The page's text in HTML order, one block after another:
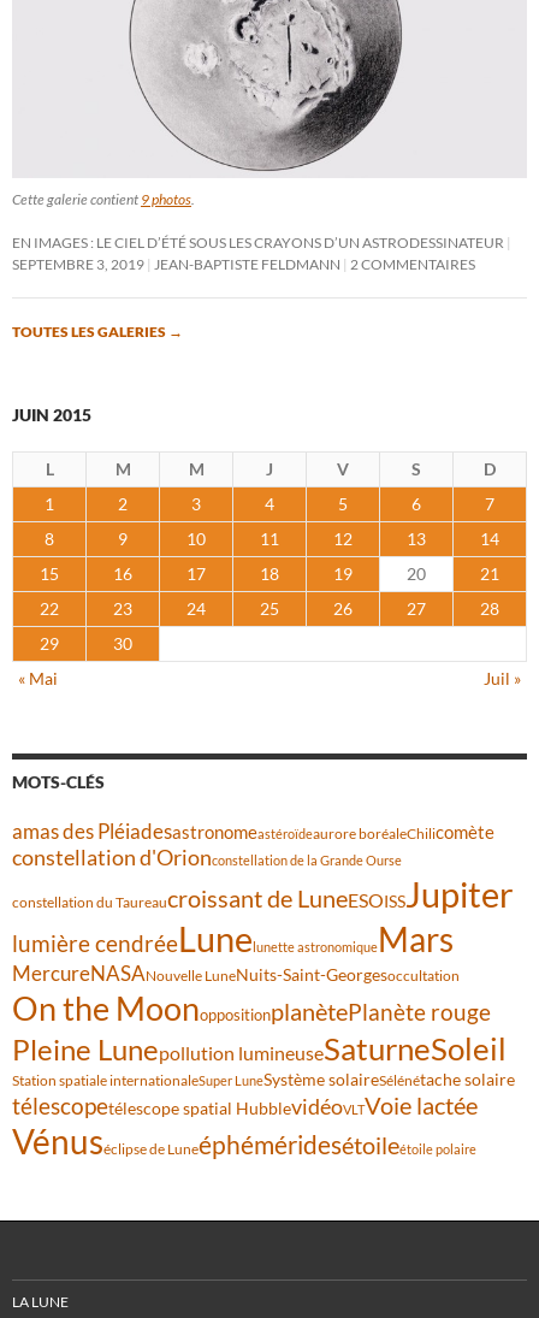
Cette galerie contient 9 photos.
EN IMAGES : LE CIEL D’ÉTÉ SOUS LES CRAYONS D’UN ASTRODESSINATEUR
SEPTEMBRE 3, 2019 JEAN-BAPTISTE FELDMANN 2 COMMENTAIRES
TOUTES LES GALERIES →
JUIN 2015
L M M J V S
D
1
2 3 4 5 6
7
8
9 10 11 12 13
14
15
16 17 18 19 20
21
22
23 24 25 26 27
28
29
30
« Mai
Juil »
MOTS-CLÉS
amas des Pléiadesastronomeastéroïdeaurore boréaleChilicomète
constellation d'Orionconstellation de la Grande Ourse
constellation du Taureaucroissant de LuneESOISSJupiter
lumière cendréeLune lunette astronomiqueMars
MercureNASANouvelle LuneNuits-Saint-Georgesoccultation
On the MoonoppositionplanètePlanète rouge
Pleine Lunepollution lumineuseSaturneSoleil
Station spatiale internationaleSuper LuneSystème solaireSélénétache solaire
télescopetélescope spatial HubblevidéoVLTVoie lactée
Vénuséclipse de Luneéphéméridesétoileétoile polaire
LA LUNE